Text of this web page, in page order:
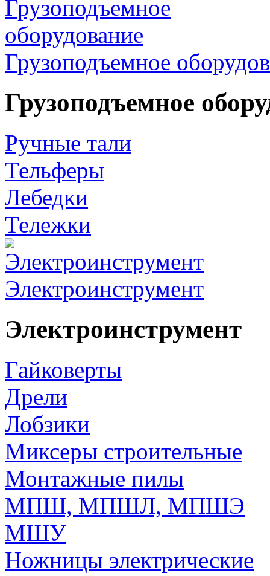
Грузоподъемное
Грузоподъемное
Ручные тали
Тельферы
Лебедки
Тележки
Электроинструмент
Электроинструмент
Гайковерты
Дрели
Лобзики
Миксеры строительные
Монтажные пилы
МПШ, МПШЛ, МПШЭ
МШУ
Ножницы электрические